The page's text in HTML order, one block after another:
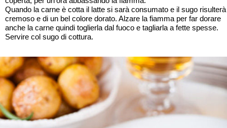
Quando la carne è cotta il latte si sarà consumato e il sugo risulterà
cremoso e di un bel colore dorato. Alzare la fiamma per far dorare
anche la carne quindi toglierla dal fuoco e tagliarla a fette spesse.
Servire col sugo di cottura.